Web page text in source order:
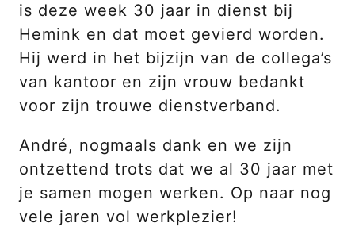
is deze week 30 jaar in dienst bij
Hemink en dat moet gevierd worden.
Hij werd in het bijzijn van de collega’s
van kantoor en zijn vrouw bedankt
voor zijn trouwe dienstverband.
André, nogmaals dank en we zijn
ontzettend trots dat we al 30 jaar met
je samen mogen werken. Op naar nog
vele jaren vol werkplezier!